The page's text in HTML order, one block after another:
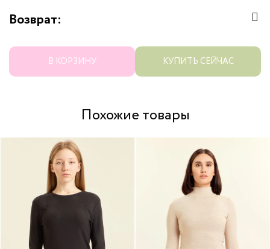
В КОРЗИНУ КУПИТЬ СЕЙЧАС
Возврат:
Похожие товары